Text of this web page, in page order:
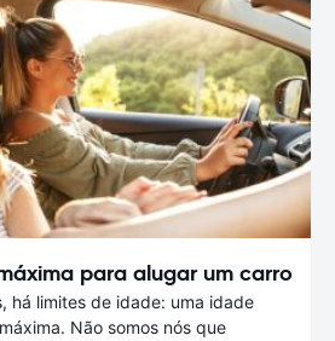
para alugar um carro
há limites de idade: uma idade
Não somos nós que